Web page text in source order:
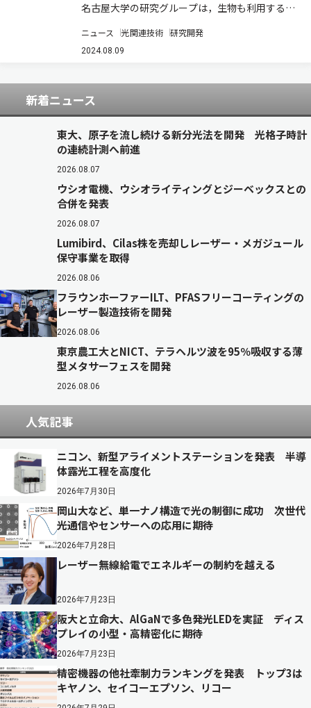
名古屋大学の研究グループは，生物も利用するコ
マイクロメーターサイズで粒径の揃った蛍光性コ
レステリック液晶（FCLC）粒子を開発した（ニ
ニュース 光関連技術 研究開発
2024.08.09
新着ニュース
東大、原子を流し続ける新分光法を開発 光格子時計
の連続計測へ前進
2026.08.07
ウシオ電機、ウシオライティングとジーベックスとの
合併を発表
2026.08.07
Lumibird、Cilas株を売却しレーザー・メガジュール
保守事業を取得
2026.08.06
フラウンホーファーILT、PFASフリーコーティングの
レーザー製造技術を開発
2026.08.06
東京農工大とNICT、テラヘルツ波を95％吸収する薄
型メタサーフェスを開発
2026.08.06
人気記事
ニコン、新型アライメントステーションを発表 半導
体露光工程を高度化
2026年7月30日
岡山大など、単一ナノ構造で光の制御に成功 次世代
光通信やセンサーへの応用に期待
2026年7月28日
レーザー無線給電でエネルギーの制約を越える
2026年7月23日
阪大と立命大、AlGaNで多色発光LEDを実証 ディス
プレイの小型・高精密化に期待
2026年7月23日
精密機器の他社牽制力ランキングを発表 トップ3は
キヤノン、セイコーエプソン、リコー